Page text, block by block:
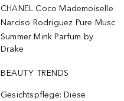
CHANEL Coco Mademoiselle
Narciso Rodriguez Pure Musc
Summer Mink Parfum by
Drake
BEAUTY TRENDS
Gesichtspflege: Diese